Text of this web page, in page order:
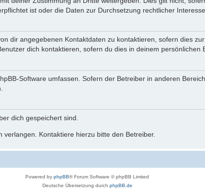
ist oder die Daten zur Durchsetzung rechtlicher
dir angegebenen Kontaktdaten zu kontaktieren, sofern dies
dich kontaktieren, sofern du dies in deinem persönlichen
Software umfassen. Sofern der Betreiber in anderen
dich gespeichert sind.
Kontaktiere hierzu bitte den Betreiber.
Powered by phpBB® Forum Software © phpBB Limited
Deutsche Übersetzung durch phpBB.de